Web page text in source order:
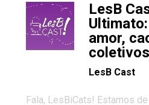
LesB
amor,
coletivos
-
LesB Cast
Fala, LesBiCats! Estamos